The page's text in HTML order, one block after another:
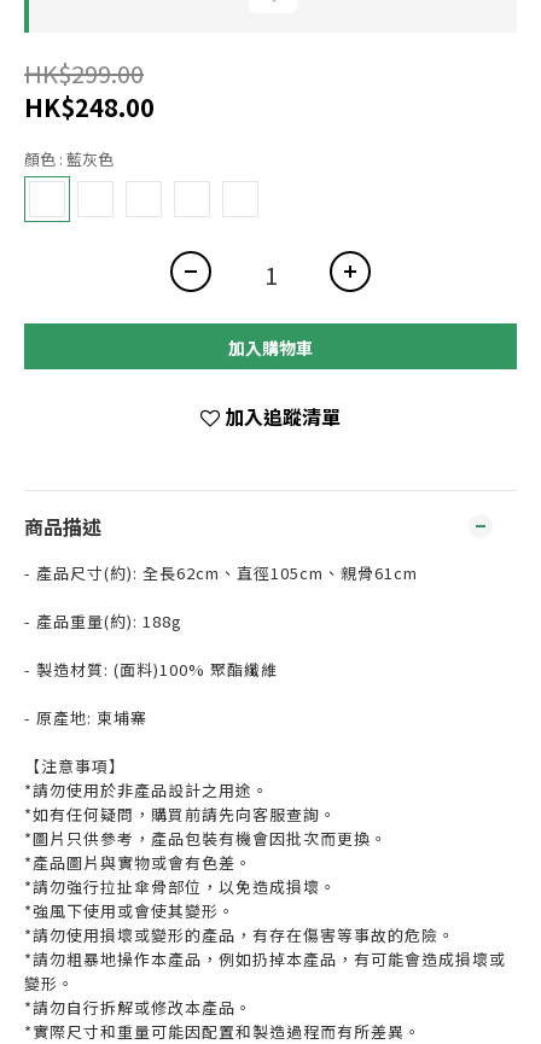
HK$299.00
HK$248.00
顏色 : 藍灰色
加入購物車
加入追蹤清單
商品描述
- 產品尺寸(約): 全長62cm、直徑105cm、親骨61cm
- 產品重量(約): 188g
- 製造材質: (面料)100% 聚酯纖維
- 原產地: 柬埔寨
【注意事項】
*請勿使用於非產品設計之用途。
*如有任何疑問，購買前請先向客服查詢。
*圖片只供參考，產品包裝有機會因批次而更換。
*產品圖片與實物或會有色差。
*請勿強行拉扯傘骨部位，以免造成損壞。
*強風下使用或會使其變形。
*請勿使用損壞或變形的產品，有存在傷害等事故的危險。
*請勿粗暴地操作本產品，例如扔掉本產品，有可能會造成損壞或
變形。
*請勿自行拆解或修改本產品。
*實際尺寸和重量可能因配置和製造過程而有所差異。